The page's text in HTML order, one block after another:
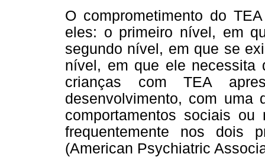
O comprometimento do
eles: o primeiro nível, em
segundo nível, em que se
nível, em que ele necessita
crianças com TEA
desenvolvimento, com uma
comportamentos sociais
frequentemente nos dois
(American Psychiatric